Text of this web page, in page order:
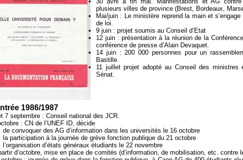
plusieurs villes de province (Brest, Bordeaux,
Mai/juin : Le ministère reprend la main et s’engage
de loi.
9 juin : projet soumis au Conseil d’Etat
12 juin : présentation à la réunion de la
conférence de presse d’Alain Devaquet.
14 juin : 200 000 personnes pour un
Bastille.
11 juillet projet adopté au Conseil des
Sénat.
1986/1987
7 septembre : Conseil national des JCR.
: CN de l’UNEF ID, décide
de convoquer des AG d’information dans les universités le 16 octobre
la participation à la journée de grève fonction publique du 21 octobre
l’organisation d’états généraux étudiants le 22 novembre
d’octobre, mise en place de comités (d’information, de mobilisation, etc. contre